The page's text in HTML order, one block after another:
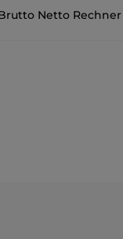
Netto Rechner